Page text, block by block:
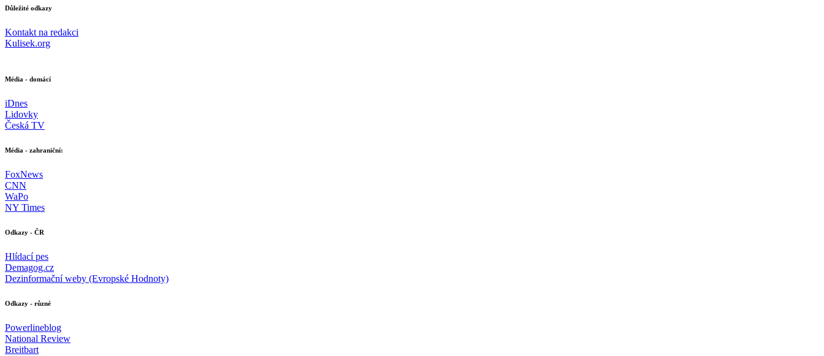
Důležité odkazy
Kontakt na redakci
Kulisek.org
Média - domácí
iDnes
Lidovky
Česká TV
Média - zahraniční:
FoxNews
CNN
WaPo
NY Times
Odkazy - ČR
Hlídací pes
Demagog.cz
Dezinformační weby (Evropské Hodnoty)
Odkazy - různé
Powerlineblog
National Review
Breitbart